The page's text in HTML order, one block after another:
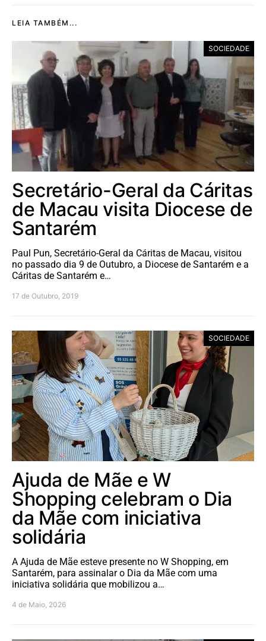
LEIA TAMBÉM...
SOCIEDADE
Secretário-Geral da Cáritas
de Macau visita Diocese de
Santarém
Paul Pun, Secretário-Geral da Cáritas de Macau, visitou
no passado dia 9 de Outubro, a Diocese de Santarém e a
Cáritas de Santarém e…
17 de Outubro, 2019
SOCIEDADE
Ajuda de Mãe e W
Shopping celebram o Dia
da Mãe com iniciativa
solidária
A Ajuda de Mãe esteve presente no W Shopping, em
Santarém, para assinalar o Dia da Mãe com uma
iniciativa solidária que mobilizou a…
4 de Maio, 2026